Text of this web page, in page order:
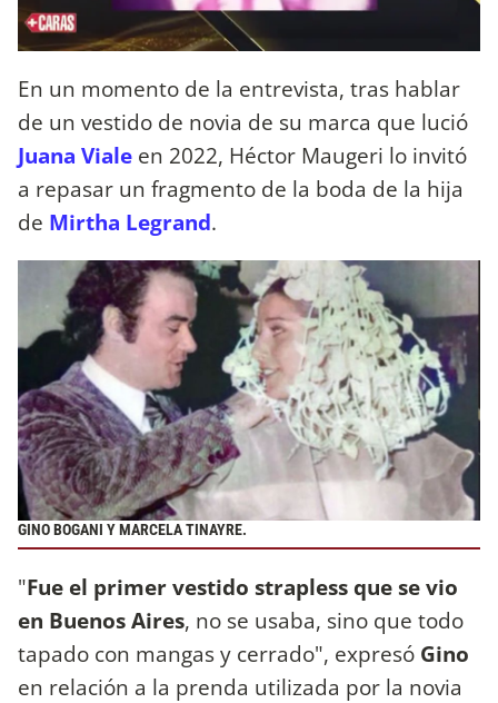
En un momento de la entrevista, tras hablar
de un vestido de novia de su marca que lució
Juana Viale en 2022, Héctor Maugeri lo invitó
a repasar un fragmento de la boda de la hija
de Mirtha Legrand.
GINO BOGANI Y MARCELA TINAYRE.
"Fue el primer vestido strapless que se vio
en Buenos Aires, no se usaba, sino que todo
tapado con mangas y cerrado", expresó Gino
en relación a la prenda utilizada por la novia